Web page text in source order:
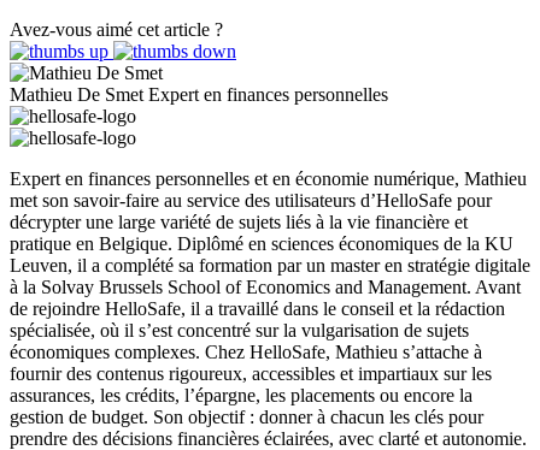
Avez-vous aimé cet article ?
Mathieu De Smet Expert en finances personnelles
Expert en finances personnelles et en économie numérique, Mathieu
met son savoir-faire au service des utilisateurs d’HelloSafe pour
décrypter une large variété de sujets liés à la vie financière et
pratique en Belgique. Diplômé en sciences économiques de la KU
Leuven, il a complété sa formation par un master en stratégie digitale
à la Solvay Brussels School of Economics and Management. Avant
de rejoindre HelloSafe, il a travaillé dans le conseil et la rédaction
spécialisée, où il s’est concentré sur la vulgarisation de sujets
économiques complexes. Chez HelloSafe, Mathieu s’attache à
fournir des contenus rigoureux, accessibles et impartiaux sur les
assurances, les crédits, l’épargne, les placements ou encore la
gestion de budget. Son objectif : donner à chacun les clés pour
prendre des décisions financières éclairées, avec clarté et autonomie.